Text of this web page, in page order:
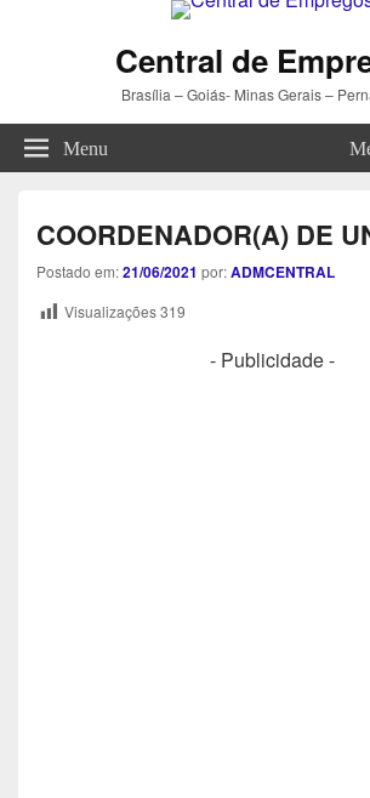
Central de
Brasília – Goiás- Minas Gerais –
Menu
COORDENADOR(A) DE
Postado em:21/06/2021 por:ADMCENTRAL
Visualizações319
- Publicidade -